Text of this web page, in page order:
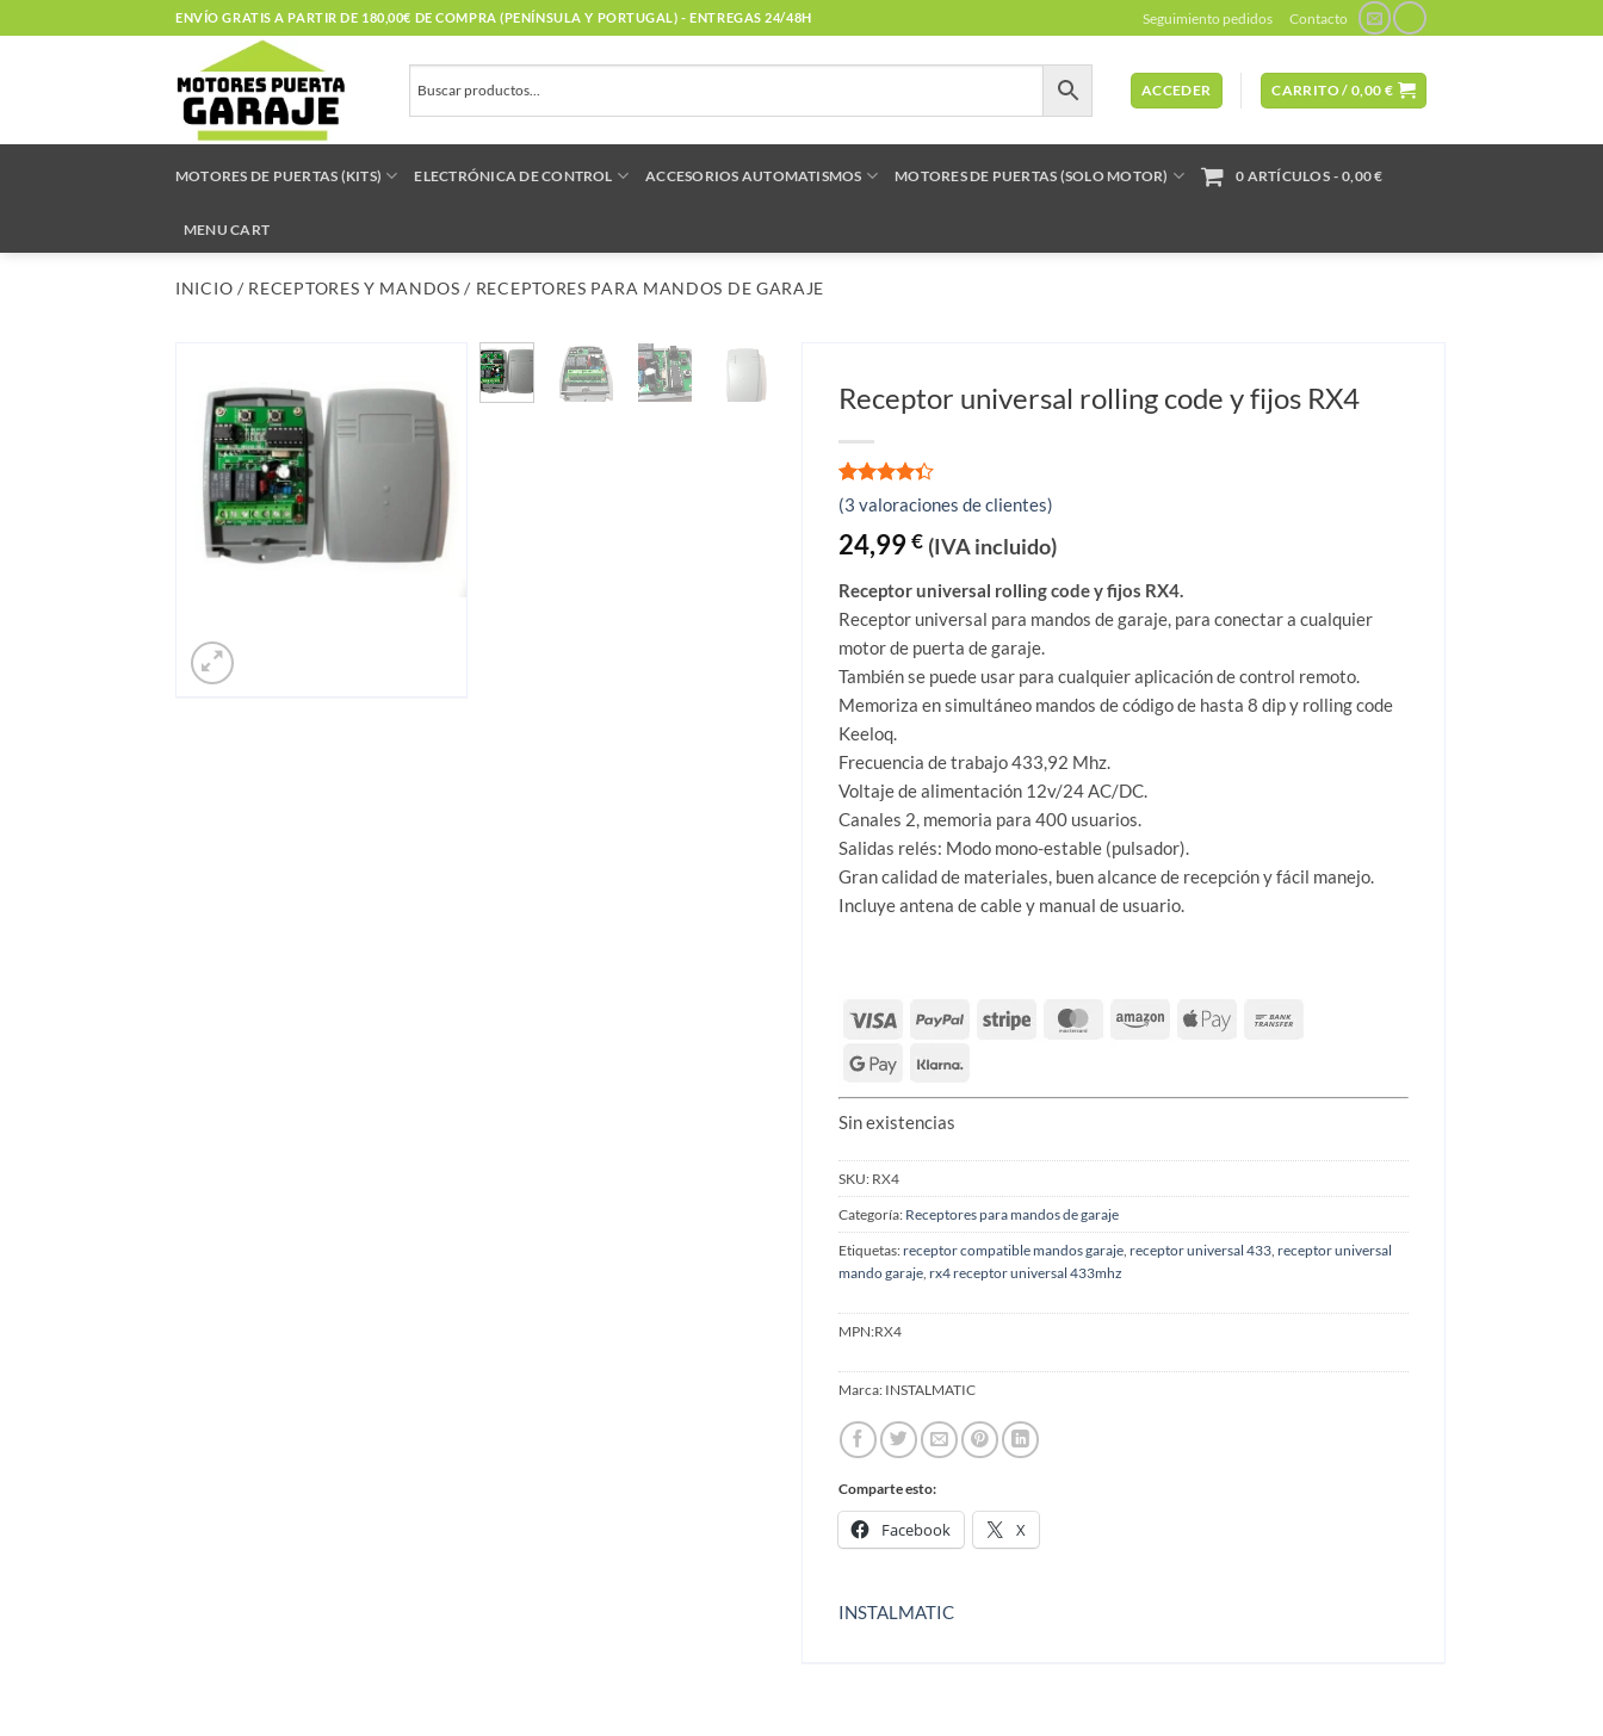
al
ENVÍO GRATIS A PARTIR DE 180,00€ DE COMPRA (PENÍNSULA Y PORTUGAL) - ENTREGAS 24/48H Seguimiento pedidos Contacto
ACCEDER CARRITO / 0,00 €
MOTORES DE PUERTAS (KITS) ELECTRÓNICA DE CONTROL ACCESORIOS AUTOMATISMOS MOTORES DE PUERTAS (SOLO MOTOR) 0 ARTÍCULOS 0,00 €
MENU CART
INICIO / RECEPTORES Y MANDOS / RECEPTORES PARA MANDOS DE GARAJE
Receptor universal rolling code y fijos RX4
Valorado
con
de 5 en
base a
3
es de
clientes
(3 valoraciones de clientes)
24,99 € (IVA incluido)
Receptor universal rolling code y fijos RX4.
Receptor universal para mandos de garaje, para conectar a cualquier
motor de puerta de garaje.
También se puede usar para cualquier aplicación de control remoto.
Memoriza en simultáneo mandos de código de hasta 8 dip y rolling code
Keeloq.
Frecuencia de trabajo 433,92 Mhz.
Voltaje de alimentación 12v/24 AC/DC.
Canales 2, memoria para 400 usuarios.
Salidas relés: Modo mono-estable (pulsador).
Gran calidad de materiales, buen alcance de recepción y fácil manejo.
Incluye antena de cable y manual de usuario.
Sin existencias
SKU: RX4
Categoría: Receptores para mandos de garaje
Etiquetas:receptor compatible mandos garaje receptor universal 433 receptor universal
mando garaje rx4 receptor universal 433mhz
MPN:RX4
Marca: INSTALMATIC
Comparte esto:
Facebook X
INSTALMATIC